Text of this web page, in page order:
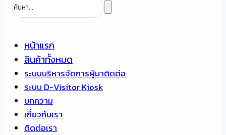
หน้าแรก
สินค้าทั้งหมด
ระบบบริหารจัดการผู้มาติดต่อ
ระบบ D-Visitor Kiosk
บทความ
เกี่ยวกับเรา
ติดต่อเรา